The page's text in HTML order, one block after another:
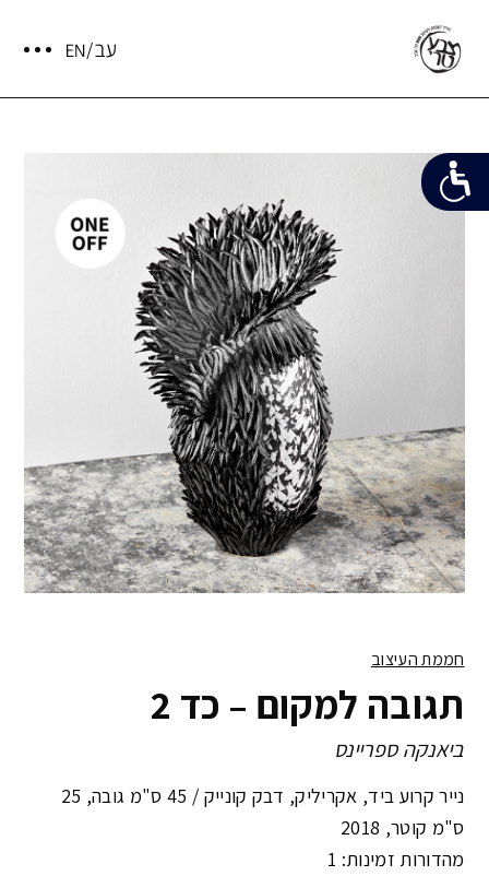
חממת העיצוב
תגובה למקום – כד 2
ביאנקה ספריינס
נייר קרוע ביד, אקריליק, דבק קונייק /
45 ס"מ גובה, 25
ס"מ קוטר,
מהדורות זמינות: 1